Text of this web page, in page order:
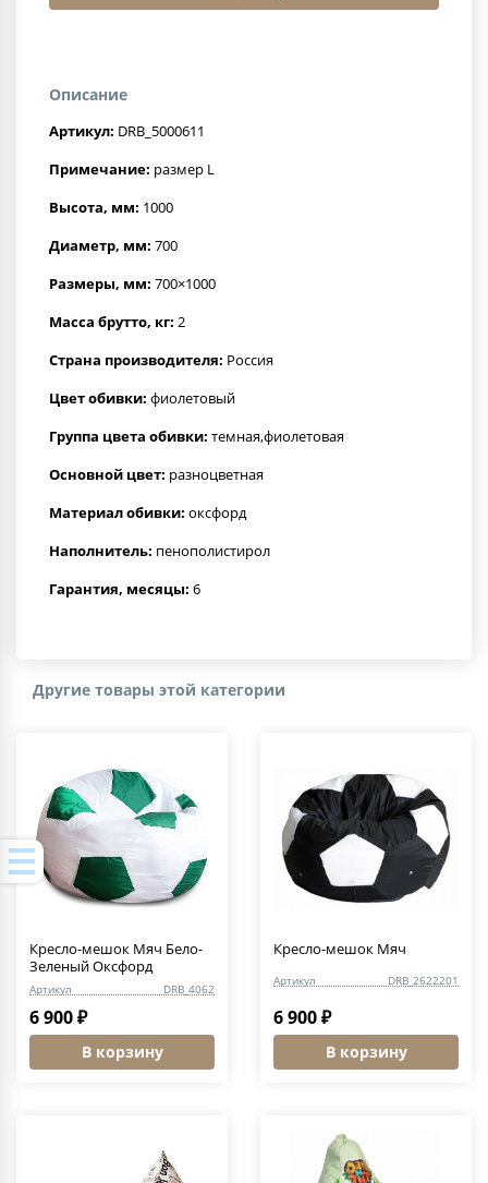
Описание
Артикул: DRB_5000611
Примечание: размер L
Высота, мм: 1000
Диаметр, мм: 700
Размеры, мм: 700×1000
Масса брутто, кг: 2
Страна производителя: Россия
Цвет обивки: фиолетовый
Группа цвета обивки: темная,фиолетовая
Основной цвет: разноцветная
Материал обивки: оксфорд
Наполнитель: пенополистирол
Гарантия, месяцы: 6
Другие товары этой категории
Кресло-мешок Мяч Бело-
Зеленый Оксфорд
Артикул DRB_4062
6 900 ₽
В корзину
Кресло-мешок Мяч
Артикул DRB_2622201
6 900 ₽
В корзину